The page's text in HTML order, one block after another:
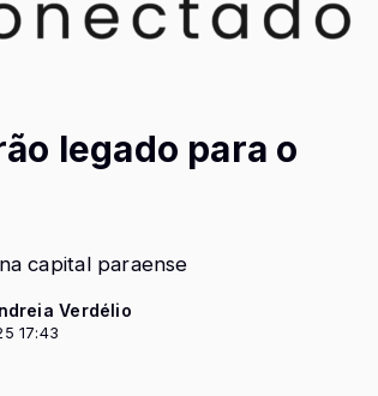
legado para o
capital paraense
Verdélio
17:43